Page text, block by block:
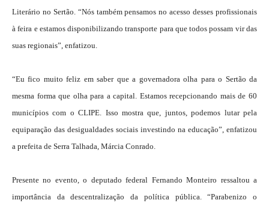
Literário no Sertão. “Nós também pensamos no acesso desses profissionais
à feira e estamos disponibilizando transporte para que todos possam vir das
suas regionais”, enfatizou.
“Eu fico muito feliz em saber que a governadora olha para o Sertão da
mesma forma que olha para a capital. Estamos recepcionando mais de 60
municípios com o CLIPE. Isso mostra que, juntos, podemos lutar pela
equiparação das desigualdades sociais investindo na educação”, enfatizou
a prefeita de Serra Talhada, Márcia Conrado.
Presente no evento, o deputado federal Fernando Monteiro ressaltou a
importância da descentralização da política pública. “Parabenizo o